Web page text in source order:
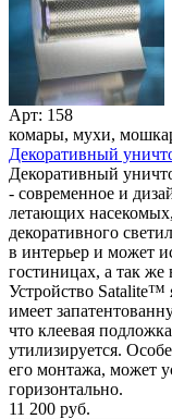
Арт: 158
комары, мухи,
Декоративный
Декоративный
- современное и
летающих
декоративного
в интерьер и может
гостиницах, а так
Устройство Satalite™
имеет
что клеевая
утилизируется.
его монтажа, может
горизонтально.
11 200 руб.